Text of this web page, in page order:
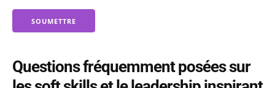
SOUMETTRE
Questions fréquemment posées sur